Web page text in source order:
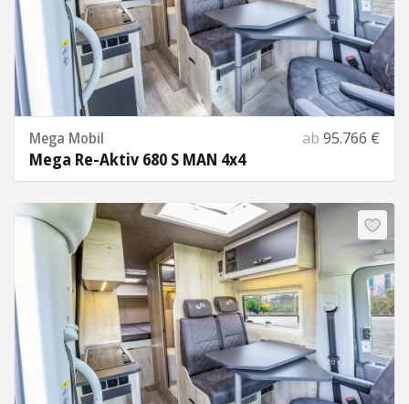
Mega Mobil ab 95.766 €
Mega Re-Aktiv 680 S MAN 4x4